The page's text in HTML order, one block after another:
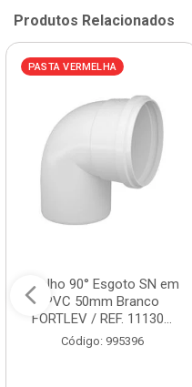
Produtos Relacionados
PASTA VERMELHA
Joelho 90° Esgoto SN em
PVC 50mm Branco
FORTLEV / REF. 11130...
Código: 995396